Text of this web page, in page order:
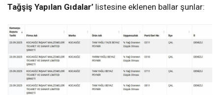
Tağşiş Yapılan Gıdalar’ listesine eklenen ballar şunlar: